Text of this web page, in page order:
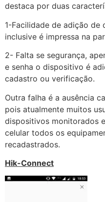
destaca por duas
1-Facilidade de adição de
inclusive é impressa na
2- Falta se segurança,
e senha o dispositivo é
cadastro ou verificação.
Outra falha é a ausência
pois atualmente muitos
dispositivos monitorados
celular todos os
recadastrados.
Hik-Connect